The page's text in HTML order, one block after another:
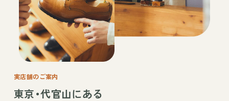
実店舗のご案内
東京・代官山にある